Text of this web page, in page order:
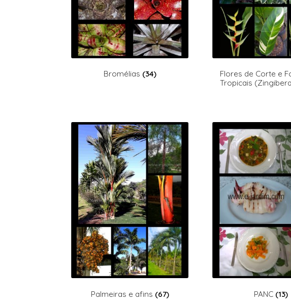
Bromélias (34)
Flores de Corte e
Tropicais
Palmeiras e afins (67) PANC (13)